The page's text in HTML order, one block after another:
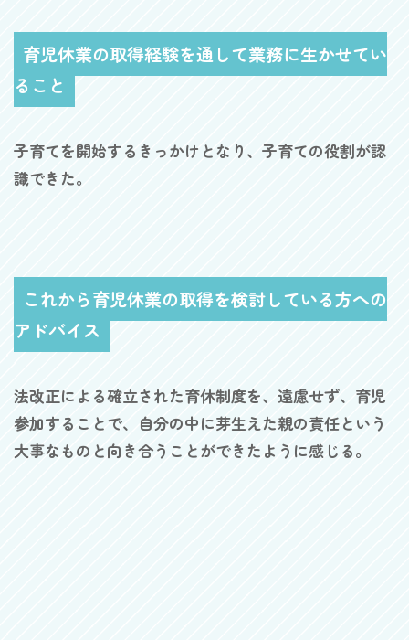
育児休業の取得経験を通して業務に生かせてい
ること
子育てを開始するきっかけとなり、子育ての役割が認
識できた。
これから育児休業の取得を検討している方への
アドバイス
法改正による確立された育休制度を、遠慮せず、育児
参加することで、自分の中に芽生えた親の責任という
大事なものと向き合うことができたように感じる。